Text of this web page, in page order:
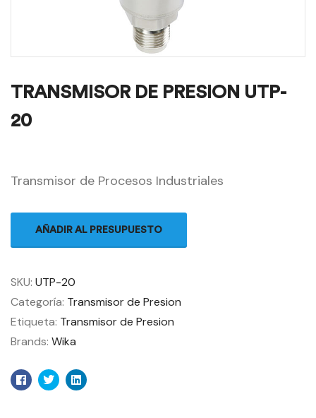
TRANSMISOR DE PRESION UTP-
20
Transmisor de Procesos Industriales
AÑADIR AL PRESUPUESTO
SKU: UTP-20
Categoría: Transmisor de Presion
Etiqueta: Transmisor de Presion
Brands: Wika
Facebook
TwitterLinkedin